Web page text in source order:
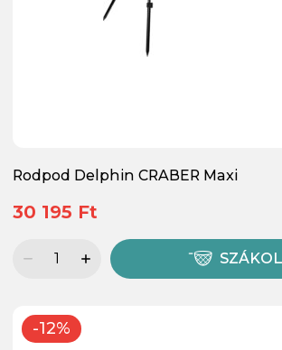
Rodpod Delphin CRABER Maxi
30 195 Ft
-12%